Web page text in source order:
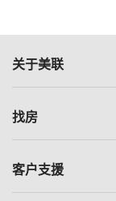
关于美联
美联集团
人才招募
找房
一手新房
客户支援